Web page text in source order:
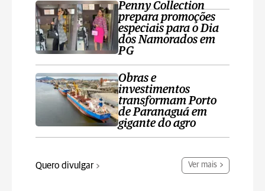
Penny Collection
prepara promoções
especiais para o Dia
dos Namorados em
PG
Obras e
investimentos
transformam Porto
de Paranaguá em
gigante do agro
Quero divulgar Ver mais